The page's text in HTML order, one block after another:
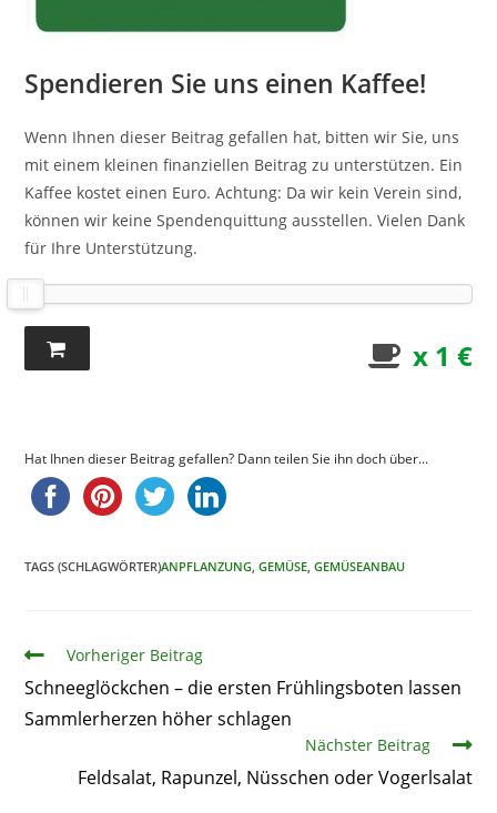
Spendieren Sie uns einen Kaffee!
Wenn Ihnen dieser Beitrag gefallen hat, bitten wir Sie, uns
mit einem kleinen finanziellen Beitrag zu unterstützen. Ein
Kaffee kostet einen Euro. Achtung: Da wir kein Verein sind,
können wir keine Spendenquittung ausstellen. Vielen Dank
für Ihre Unterstützung.
x 1 €
Hat Ihnen dieser Beitrag gefallen? Dann teilen Sie ihn doch über...
TAGS (SCHLAGWÖRTER)ANPFLANZUNG GEMÜSE GEMÜSEANBAU
ArtikelVorheriger Beitrag
Schneeglöckchen – die ersten Frühlingsboten lassen
Sammlerherzen höher schlagen
Nächster Beitrag
Feldsalat, Rapunzel, Nüsschen oder Vogerlsalat